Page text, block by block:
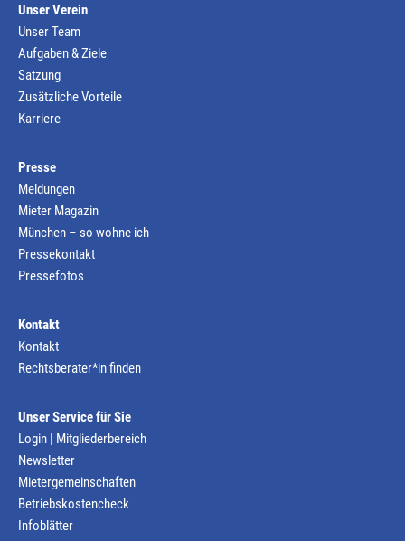
Unser Verein
Unser Team
Aufgaben & Ziele
Satzung
Zusätzliche Vorteile
Karriere
Presse
Meldungen
Mieter Magazin
München – so wohne ich
Pressekontakt
Pressefotos
Kontakt
Kontakt
Rechtsberater*in finden
Unser Service für Sie
Login | Mitgliederbereich
Newsletter
Mietergemeinschaften
Betriebskostencheck
Infoblätter